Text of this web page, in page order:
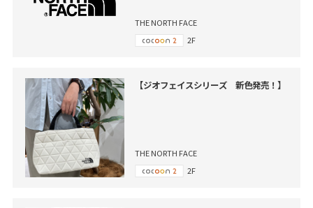
THE NORTH FACE
2F
【ジオフェイスシリーズ 新色発売！】
THE NORTH FACE
2F